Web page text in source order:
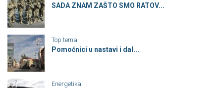
SADA ZNAM ZAŠTO SMO RATOV...
Top tema
Pomoćnici u nastavi i dal...
Energetika